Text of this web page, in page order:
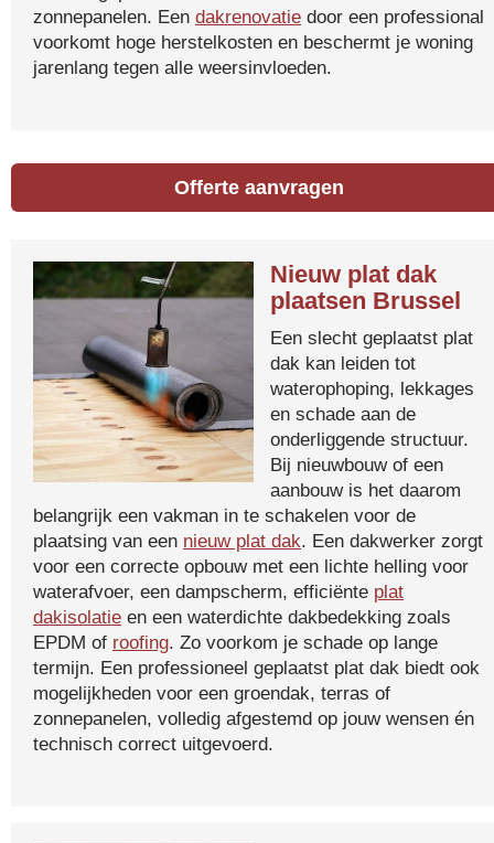
zonnepanelen. Een dakrenovatie door een professional
voorkomt hoge herstelkosten en beschermt je woning
jarenlang tegen alle weersinvloeden.
Offerte aanvragen
Nieuw plat dak
plaatsen Brussel
Een slecht geplaatst plat
dak kan leiden tot
waterophoping, lekkages
en schade aan de
onderliggende structuur.
Bij nieuwbouw of een
aanbouw is het daarom
belangrijk een vakman in te schakelen voor de
plaatsing van een nieuw plat dak. Een dakwerker zorgt
voor een correcte opbouw met een lichte helling voor
waterafvoer, een dampscherm, efficiënte plat
dakisolatie en een waterdichte dakbedekking zoals
EPDM of roofing. Zo voorkom je schade op lange
termijn. Een professioneel geplaatst plat dak biedt ook
mogelijkheden voor een groendak, terras of
zonnepanelen, volledig afgestemd op jouw wensen én
technisch correct uitgevoerd.